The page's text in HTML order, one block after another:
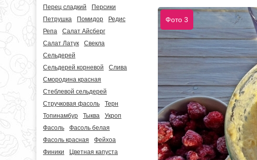
Перец сладкий
Персики
Петрушка
Помидор
Редис
Репа
Салат Айсберг
Салат Латук
Свекла
Сельдерей
Сельдерей корневой
Слива
Смородина красная
Стеблевой сельдерей
Стручковая фасоль
Терн
Топинамбур
Тыква
Укроп
Фасоль
Фасоль белая
Фасоль красная
Фейхоа
Финики
Цветная капуста
Фото 3